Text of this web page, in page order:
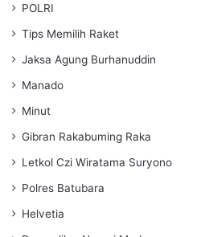
POLRI
Tips Memilih Raket
Jaksa Agung Burhanuddin
Manado
Minut
Gibran Rakabuming Raka
Letkol Czi Wiratama Suryono
Polres Batubara
Helvetia